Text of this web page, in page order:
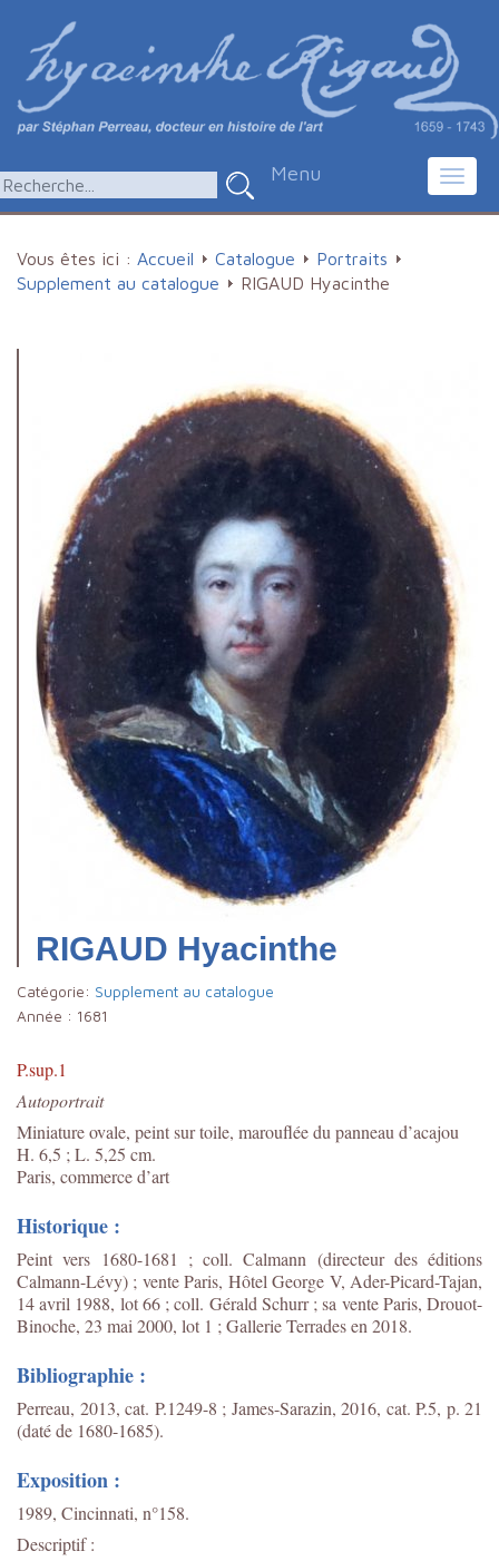
Menu
Vous êtes ici : Accueil Catalogue
Portraits
Supplement au catalogue
RIGAUD Hyacinthe
RIGAUD Hyacinthe
Catégorie: Supplement au catalogue
Année : 1681
P.sup.1
Autoportrait
Miniature ovale, peint sur toile, marouflée du panneau d’acajou
H. 6,5 ; L. 5,25 cm.
Paris, commerce d’art
Historique :
Peint vers 1680-1681 ; coll. Calmann (directeur des éditions
Calmann-Lévy) ; vente Paris, Hôtel George V, Ader-Picard-Tajan,
14 avril 1988, lot 66 ; coll. Gérald Schurr ; sa vente Paris, Drouot-
Binoche, 23 mai 2000, lot 1 ; Gallerie Terrades en 2018.
Bibliographie :
Perreau, 2013, cat. P.1249-8 ; James-Sarazin, 2016, cat. P.5, p. 21
(daté de 1680-1685).
Exposition :
1989, Cincinnati, n°158.
Descriptif :